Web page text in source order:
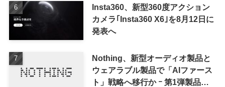
Insta360、新型360度アクション
カメラ｢Insta360 X6｣を8月12日に
発表へ
Nothing、新型オーディオ製品と
ウェアラブル製品で「AIファース
ト」戦略へ移行か ｰ 第1弾製品は